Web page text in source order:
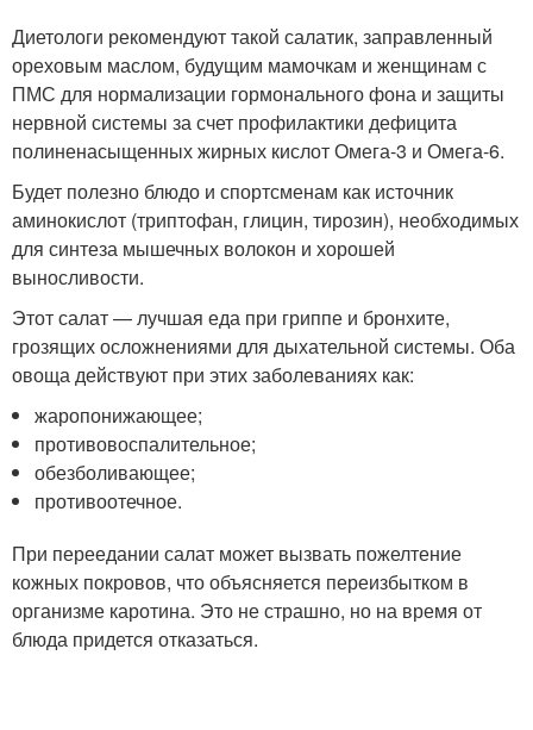
Диетологи рекомендуют такой салатик, заправленный
ореховым маслом, будущим мамочкам и женщинам с
ПМС для нормализации гормонального фона и защиты
нервной системы за счет профилактики дефицита
полиненасыщенных жирных кислот Омега-3 и Омега-6.
Будет полезно блюдо и спортсменам как источник
аминокислот (триптофан, глицин, тирозин), необходимых
для синтеза мышечных волокон и хорошей
выносливости.
Этот салат — лучшая еда при гриппе и бронхите,
грозящих осложнениями для дыхательной системы. Оба
овоща действуют при этих заболеваниях как:
жаропонижающее;
противовоспалительное;
обезболивающее;
противоотечное.
При переедании салат может вызвать пожелтение
кожных покровов, что объясняется переизбытком в
организме каротина. Это не страшно, но на время от
блюда придется отказаться.